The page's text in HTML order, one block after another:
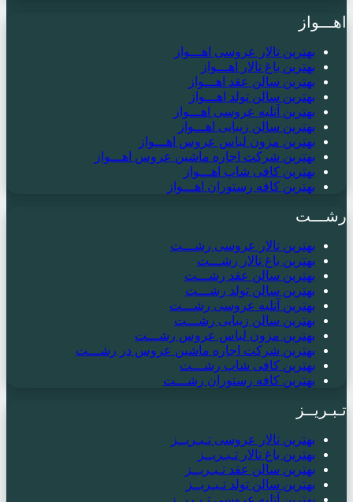
اهـــواز
بهترین تالار عروسی اهـــواز
بهترین باغ تالار اهـــواز
بهترین سالن عقد اهـــواز
بهترین سالن تولد اهـــواز
بهترین آتلیه عروسی اهـــواز
بهترین سالن زیبایی اهـــواز
بهترین مزون لباس عروس اهـــواز
بهترین شرکت اجاره ماشین عروس اهـــواز
بهترین کافی شاپ اهـــواز
بهترین کافه رستوران اهـــواز
رشـــت
بهترین تالار عروسی رشـــت
بهترین باغ تالار رشـــت
بهترین سالن عقد رشـــت
بهترین سالن تولد رشـــت
بهترین آتلیه عروسی رشـــت
بهترین سالن زیبایی رشـــت
بهترین مزون لباس عروس رشـــت
بهترین شرکت اجاره ماشین عروس در رشـــت
بهترین کافی شاپ رشـــت
بهترین کافه رستوران رشـــت
تـبـریــز
بهترین تالار عروسی تـبـریــز
بهترین باغ تالار تـبـریــز
بهترین سالن عقد تـبـریــز
بهترین سالن تولد تـبـریــز
بهترین آتلیه عروسی تـبـریــز